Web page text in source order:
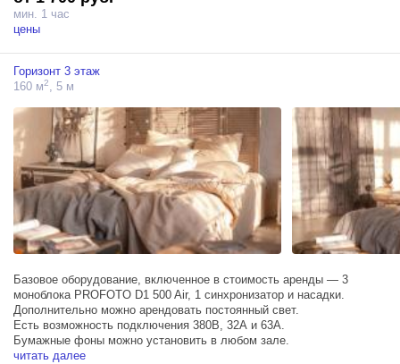
мин. 1 час
цены
Горизонт 3 этаж
160 м2 , 5 м
Базовое оборудование, включенное в стоимость аренды — 3
моноблока PROFOTO D1 500 Air, 1 синхронизатор и насадки.
Дополнительно можно арендовать постоянный свет.
Есть возможность подключения 380В, 32А и 63А.
Бумажные фоны можно установить в любом зале.
читать далее